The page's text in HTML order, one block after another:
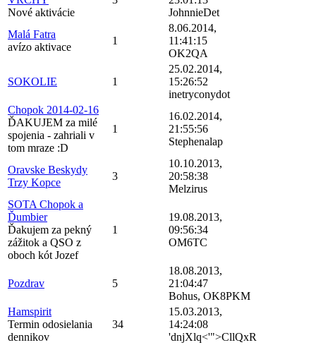
Nové aktivácie
JohnnieDet
Malá Fatra
avízo aktivace
1
8.06.2014,
11:41:15
OK2QA
SOKOLIE 1
25.02.2014,
15:26:52
inetryconydot
Chopok 2014-02-16
ĎAKUJEM za milé
spojenia - zahriali v
tom mraze :D
1
16.02.2014,
21:55:56
Stephenalap
Oravske Beskydy
Trzy Kopce
3
10.10.2013,
20:58:38
Melzirus
SOTA Chopok a
Ďumbier
Ďakujem za pekný
zážitok a QSO z
oboch kót Jozef
1
19.08.2013,
09:56:34
OM6TC
Pozdrav 5
18.08.2013,
21:04:47
Bohus, OK8PKM
Hamspirit
Termin odosielania
dennikov
34
15.03.2013,
14:24:08
'dnjXlq<'">CllQxR